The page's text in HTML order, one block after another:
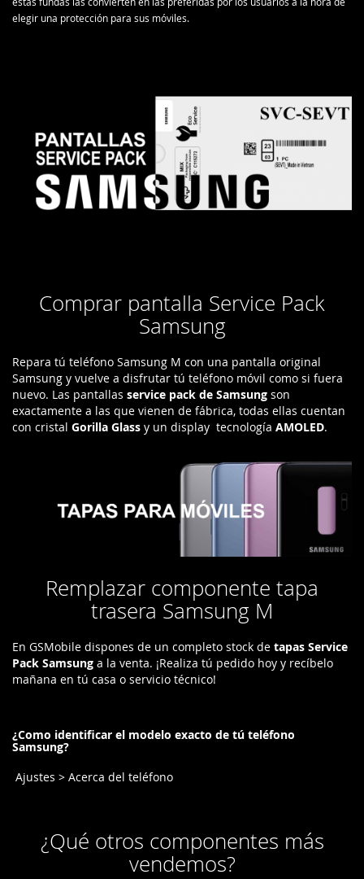
elegir una protección para sus móviles.
Comprar pantalla Service Pack
Samsung
Repara tú teléfono Samsung M con una pantalla original
Samsung y vuelve a disfrutar tú teléfono móvil como si fuera
nuevo. Las pantallas service pack de Samsung son
exactamente a las que vienen de fábrica, todas ellas cuentan
con cristal Gorilla Glass y un display tecnología AMOLED.
Remplazar componente tapa
trasera Samsung M
En GSMobile dispones de un completo stock de tapas Service
Pack Samsung a la venta. ¡Realiza tú pedido hoy y recíbelo
mañana en tú casa o servicio técnico!
¿Como identificar el modelo exacto de tú teléfono
Samsung?
Ajustes > Acerca del teléfono
¿Qué otros componentes más
vendemos?